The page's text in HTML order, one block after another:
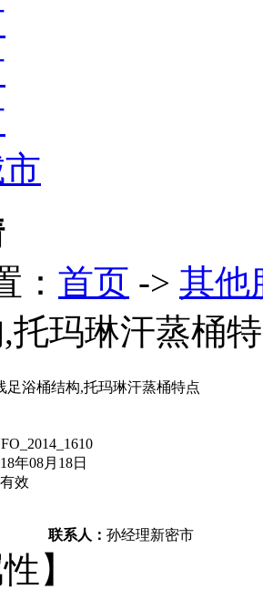
： 首页 -> 其他
托玛琳汗蒸桶
足浴桶结构,托玛琳汗蒸桶特点
年08月18日
效
联系人： 孙经理新密市
】